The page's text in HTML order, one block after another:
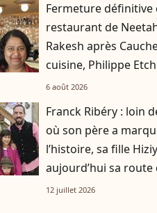
Fermeture définitive
restaurant de
Rakesh après
cuisine, Philippe
pensait les avoir
6 août 2026
Franck Ribéry : loin
où son père a
l’histoire, sa fille
aujourd’hui sa route
tout autre univers
12 juillet 2026